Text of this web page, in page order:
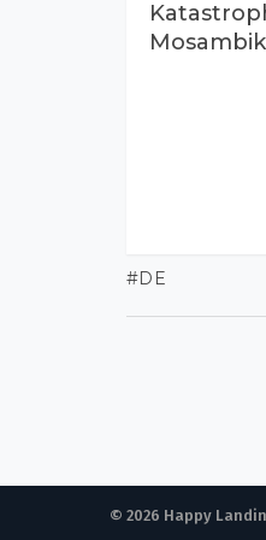
DE
© 2026 Happy